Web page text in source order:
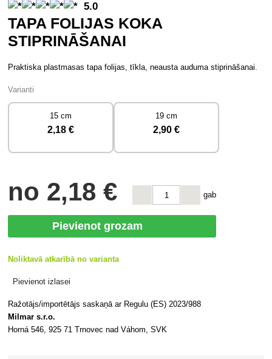
5.0
TAPA FOLIJAS KOKA
STIPRINĀŠANAI
Praktiska plastmasas tapa folijas, tīkla, neausta auduma stiprināšanai.
Varianti
15 cm
2,18 €
19 cm
2,90 €
no 2,18 € gab
Pievienot grozam
Noliktavā atkarībā no varianta
Pievienot izlasei
Ražotājs/importētājs saskaņā ar Regulu (ES) 2023/988
Milmar s.r.o.
Horná 546, 925 71 Trnovec nad Váhom, SVK